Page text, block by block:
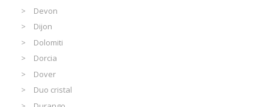
Devon
Dijon
Dolomiti
Dorcia
Dover
Duo cristal